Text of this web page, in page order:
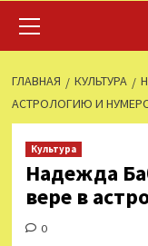
меню
ГЛАВНАЯ КУЛЬТУРА
АСТРОЛОГИЮ И
Культура
Надежда
вере в
0